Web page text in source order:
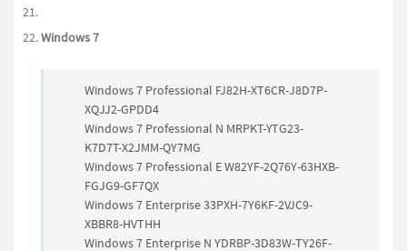
Windows 7
Windows 7 Professional FJ82H-XT6CR-J8D7P-
XQJJ2-GPDD4
Windows 7 Professional N MRPKT-YTG23-
K7D7T-X2JMM-QY7MG
Windows 7 Professional E W82YF-2Q76Y-63HXB-
FGJG9-GF7QX
Windows 7 Enterprise 33PXH-7Y6KF-2VJC9-
XBBR8-HVTHH
Windows 7 Enterprise N YDRBP-3D83W-TY26F-